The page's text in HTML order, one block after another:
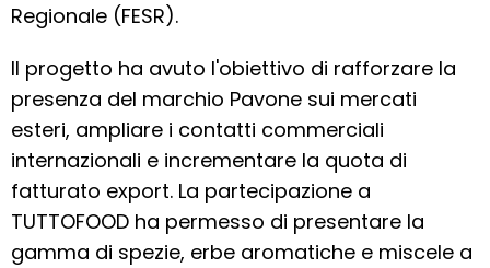
Regionale (FESR).
Il progetto ha avuto l'obiettivo di rafforzare la
presenza del marchio Pavone sui mercati
esteri, ampliare i contatti commerciali
internazionali e incrementare la quota di
fatturato export. La partecipazione a
TUTTOFOOD ha permesso di presentare la
gamma di spezie, erbe aromatiche e miscele a